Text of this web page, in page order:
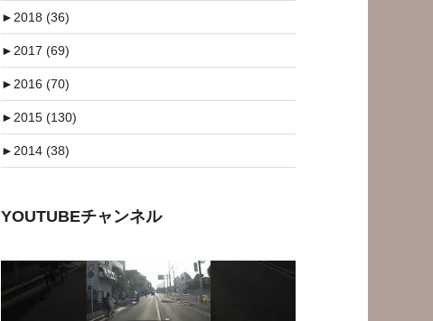
►2018 (36)
►2017 (69)
►2016 (70)
►2015 (130)
►2014 (38)
YOUTUBEチャンネル